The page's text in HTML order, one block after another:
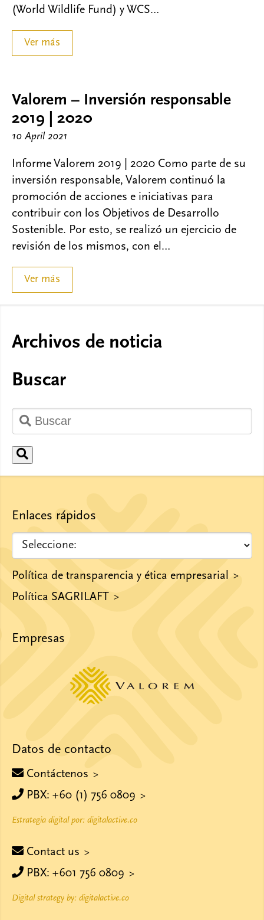
(World Wildlife Fund) y WCS…
Ver más
Valorem – Inversión responsable
2019 | 2020
10 April 2021
Informe Valorem 2019 | 2020 Como parte de su
inversión responsable, Valorem continuó la
promoción de acciones e iniciativas para
contribuir con los Objetivos de Desarrollo
Sostenible. Por esto, se realizó un ejercicio de
revisión de los mismos, con el…
Ver más
Archivos de noticia
Buscar
Enlaces rápidos
Política de transparencia y ética empresarial
Política SAGRILAFT
Empresas
Datos de contacto
Contáctenos
PBX: +60 (1) 756 0809
Estrategia digital por: digitalactive.co
Contact us
PBX: +601 756 0809
Digital strategy by: digitalactive.co